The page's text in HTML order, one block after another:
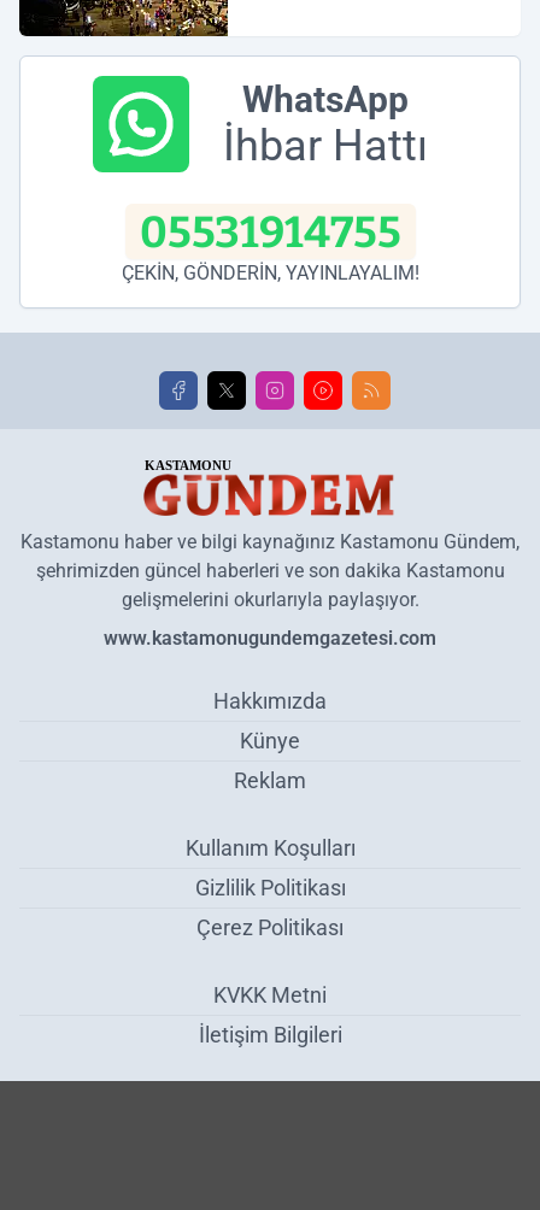
WhatsApp
İhbar Hattı
05531914755
ÇEKİN, GÖNDERİN, YAYINLAYALIM!
Kastamonu haber ve bilgi kaynağınız Kastamonu Gündem,
şehrimizden güncel haberleri ve son dakika Kastamonu
gelişmelerini okurlarıyla paylaşıyor.
www.kastamonugundemgazetesi.com
Hakkımızda
Künye
Reklam
Kullanım Koşulları
Gizlilik Politikası
Çerez Politikası
KVKK Metni
İletişim Bilgileri